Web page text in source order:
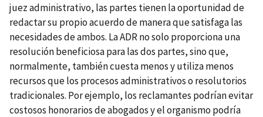
juez administrativo, las partes tienen la oportunidad de
redactar su propio acuerdo de manera que satisfaga las
necesidades de ambos. La ADR no solo proporciona una
resolución beneficiosa para las dos partes, sino que,
normalmente, también cuesta menos y utiliza menos
recursos que los procesos administrativos o resolutorios
tradicionales. Por ejemplo, los reclamantes podrían evitar
costosos honorarios de abogados y el organismo podría